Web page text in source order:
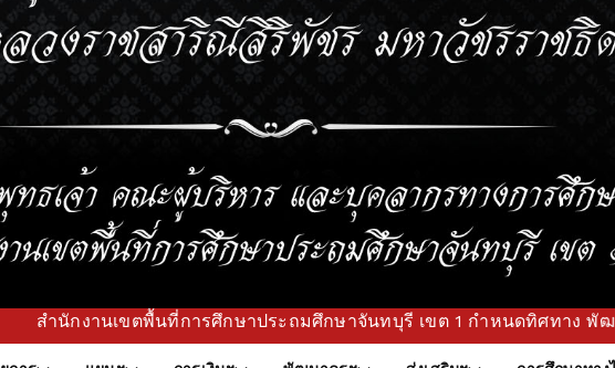
ที่การศึกษาประถมศึกษาจันทบุรี เขต 1 กำหนดทิศทาง พัฒนาแผนยุทธศาสตร์